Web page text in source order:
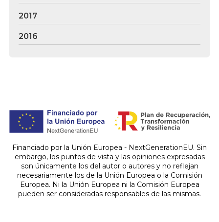
2017
2016
Financiado por la Unión Europea - NextGenerationEU. Sin
embargo, los puntos de vista y las opiniones expresadas
son únicamente los del autor o autores y no reflejan
necesariamente los de la Unión Europea o la Comisión
Europea. Ni la Unión Europea ni la Comisión Europea
pueden ser consideradas responsables de las mismas.